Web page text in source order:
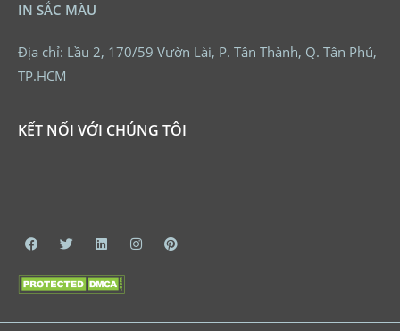
IN SẮC MÀU
Địa chỉ: Lầu 2, 170/59 Vườn Lài, P. Tân Thành, Q. Tân Phú,
TP.HCM
KẾT NỐI VỚI CHÚNG TÔI